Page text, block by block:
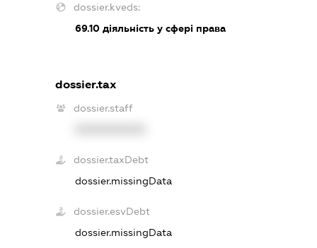
dossier.kveds:
69.10діяльність у сфері права
dossier.tax
dossier.staff
dossier.taxDebt
dossier.missingData
dossier.esvDebt
dossier.missingData